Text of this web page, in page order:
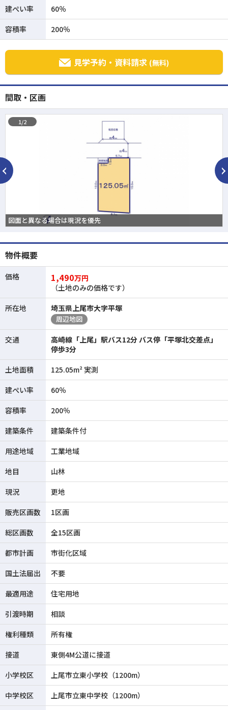
建ぺい率
60％
容積率
200％
見学予約・資料請求 (無料)
間取・区画
図面と異なる場合は現況を優先
1/2
物件概要
価格 1,490万円
（土地のみの価格です）
所在地
埼玉県上尾市大字平塚
周辺地図
交通
高崎線「上尾」駅バス12分 バス停「平塚北交差点」
停歩3分
土地面積
125.05m² 実測
建ぺい率
60％
容積率
200％
建築条件
建築条件付
用途地域
工業地域
地目
山林
現況
更地
販売区画数
1区画
総区画数
全15区画
都市計画
市街化区域
国土法届出
不要
最適用途
住宅用地
引渡時期
相談
権利種類
所有権
接道
東側4M公道に接道
小学校区
上尾市立東小学校（1200m）
中学校区
上尾市立東中学校（1200m）